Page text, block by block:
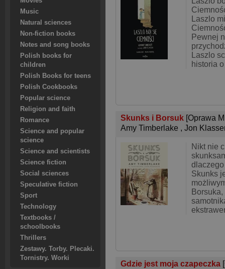
Music
Natural sciences
Non-fiction books
Notes and song books
Polish books for
children
Polish Books for teens
Polish Cookbooks
Popular science
Religion and faith
Romance
Science and popular
science
Science and scientists
Science fiction
Social sciences
Speculative fiction
Sport
Technology
Textbooks /
schoolbooks
Thrillers
Zestawy. Torby. Plecaki.
Tornistry. Worki
Laszlo
Pewnej
Laszlo
historia o
Skunks i Borsuk [Oprawa
Amy Timberlake , Jon
Nikt nie
Skunks
Gdzie jest moja czapeczka